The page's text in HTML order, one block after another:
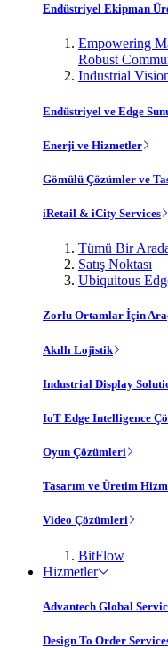
Endüstriyel Ekipman
Empowering
Robust
Industrial
Endüstriyel ve Edge
Enerji ve Hizmetler
Gömülü Çözümler ve
iRetail & iCity Services
Tümü Bir
Satış Noktası
Ubiquitous
Zorlu Ortamlar İçin
Akıllı Lojistik
Industrial Display
IoT Edge Intelligence
Oyun Çözümleri
Tasarım ve Üretim
Video Çözümleri
BitFlow
Hizmetler
Advantech Global
Design To Order